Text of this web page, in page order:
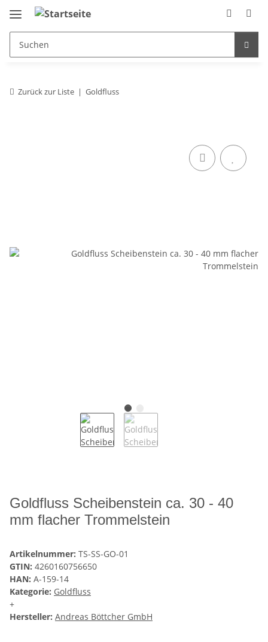
Zurück zur Liste Goldfluss
Goldfluss Scheibenstein ca. 30 - 40
mm flacher Trommelstein
Artikelnummer: TS-SS-GO-01
GTIN: 4260160756650
HAN: A-159-14
Kategorie: Goldfluss
+
Hersteller: Andreas Böttcher GmbH